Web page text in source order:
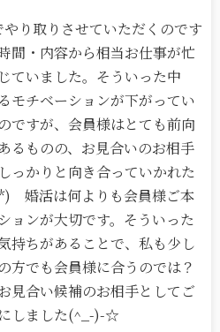
り取りさせていただくのです
間・内容から相当お仕事が忙
ていました。そういった中
モチベーションが下がってい
ですが、会員様はとても前向
るものの、お見合いのお相手
っかりと向き合っていかれた
婚活は何よりも会員様ご本
ョンが大切です。そういった
持ちがあることで、私も少し
方でも会員様に合うのでは？
見合い候補のお相手としてご
しました(^_-)-☆